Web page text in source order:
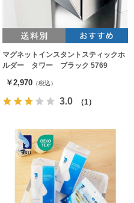
マグネットインスタントスティックホ
ルダー タワー ブラック 5769
￥2,970 （税込）
3.0 （1）